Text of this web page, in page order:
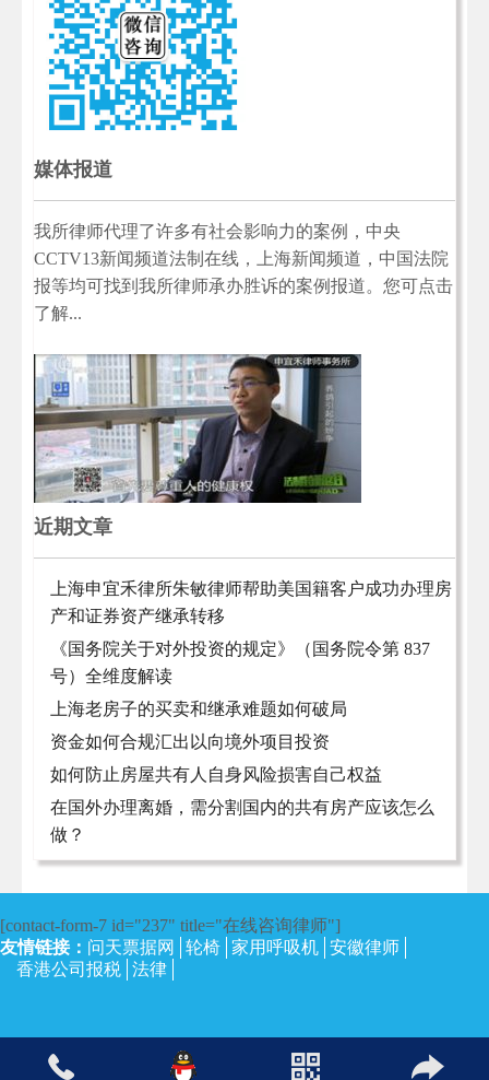
媒体报道
我所律师代理了许多有社会影响力的案例，中央
CCTV13新闻频道法制在线，上海新闻频道，中国法院
报等均可找到我所律师承办胜诉的案例报道。您可点击
了解...
近期文章
上海申宜禾律所朱敏律师帮助美国籍客户成功办理房
产和证券资产继承转移
《国务院关于对外投资的规定》（国务院令第 837
号）全维度解读
上海老房子的买卖和继承难题如何破局
资金如何合规汇出以向境外项目投资
如何防止房屋共有人自身风险损害自己权益
在国外办理离婚，需分割国内的共有房产应该怎么
做？
[contact-form-7 id="237" title="在线咨询律师"]
友情链接： 问天票据网 轮椅 家用呼吸机 安徽律师
香港公司报税 法律
沪ICP备13002673号-4| 上海律师网 2017 | 保留所有权利。